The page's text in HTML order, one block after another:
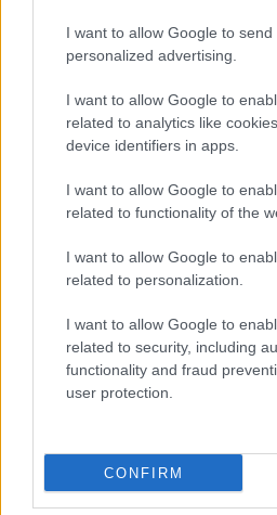
I want to allow Google to send
personalized advertising.
I want to allow Google to
related to analytics like
device identifiers in apps.
I want to allow Google to
related to functionality of the
I want to allow Google to
related to personalization.
I want to allow Google to
related to security, including
functionality and fraud
user protection.
CONFIRM
Πολιτική 21.10.2023 10:15
προσπαθώντας να
σημαντική επιτυχία